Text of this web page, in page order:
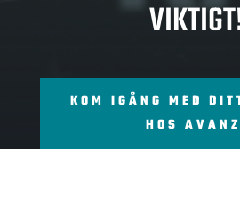
KOM IGÅNG MED
HOS